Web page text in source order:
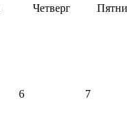
Четверг
6 7